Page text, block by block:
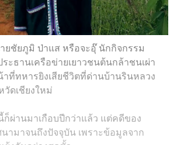
ยชัยภูมิ ป่าแส หรือจะอุ๊ นักกิจกรรม
ะธานเครือข่ายเยาวชนต้นกล้าชนเผ่า
าที่ทหารยิงเสียชีวิตที่ด่านบ้านรินหลวง
วัดเชียงใหม่
ก็ผ่านมาเกือบปีกว่าแล้ว แต่คดีของ
ามาจนถึงปัจจุบัน เพราะข้อมูลจาก